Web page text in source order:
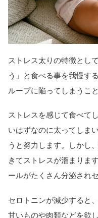
ストレス太りの特徴とし
う」と食べる事を我慢す
ループに陥ってしまうこ
ストレスを感じて食べて
いはずなのに太ってしま
うと努力します。しかし
きてストレスが溜まりま
ールがたくさん分泌され
セロトニンが減少すると
甘いものや肉類などを欲